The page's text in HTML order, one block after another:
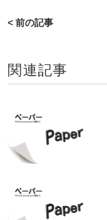
< 前の記事
関連記事